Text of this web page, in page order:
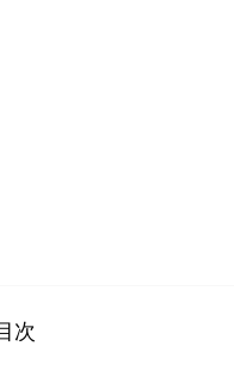
次